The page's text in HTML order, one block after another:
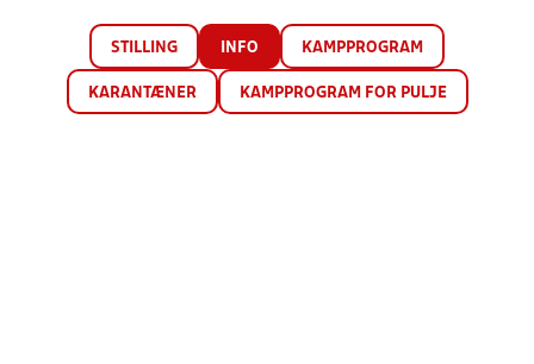
STILLING INFO KAMPPROGRAM
KARANTÆNER KAMPPROGRAM FOR PULJE